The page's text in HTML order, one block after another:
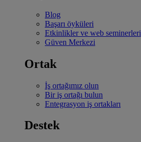
Blog
Başarı öyküleri
Etkinlikler ve web seminerleri
Güven Merkezi
Ortak
İş ortağımız olun
Bir iş ortağı bulun
Entegrasyon iş ortakları
Destek